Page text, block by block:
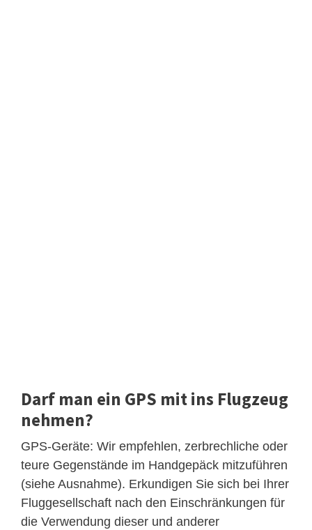
Darf man ein GPS mit ins Flugzeug
nehmen?
GPS-Geräte: Wir empfehlen, zerbrechliche oder
teure Gegenstände im Handgepäck mitzuführen
(siehe Ausnahme). Erkundigen Sie sich bei Ihrer
Fluggesellschaft nach den Einschränkungen für
die Verwendung dieser und anderer